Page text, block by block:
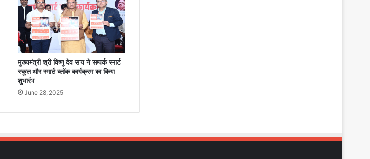
मुख्यमंत्री श्री विष्णु देव साय ने सम्पर्क स्मार्ट
स्कूल और स्मार्ट ब्लॉक कार्यक्रम का किया
शुभारंभ
June 28, 2025